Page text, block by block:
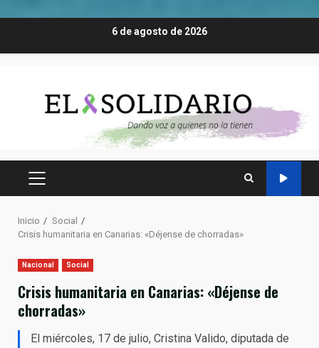
6 de agosto de 2026
MENÚ
Inicio
Social
Crisis humanitaria en Canarias: «Déjense de chorradas»
Nacional Social
Crisis humanitaria en Canarias: «Déjense de
chorradas»
El miércoles, 17 de julio, Cristina Valido, diputada de